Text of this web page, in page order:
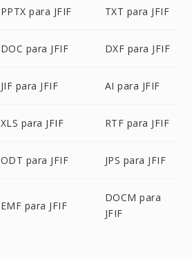
PPTX para JFIF TXT para JFIF
DOC para JFIF DXF para JFIF
JIF para JFIF AI para JFIF
XLS para JFIF RTF para JFIF
ODT para JFIF JPS para JFIF
EMF para JFIF
DOCM para
JFIF